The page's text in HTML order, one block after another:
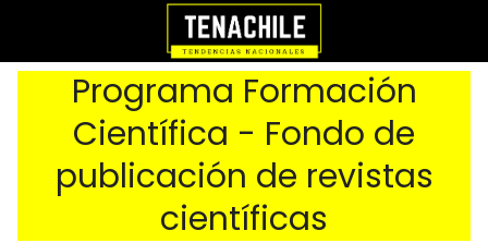
Programa Formación
Científica - Fondo de
publicación de revistas
científicas